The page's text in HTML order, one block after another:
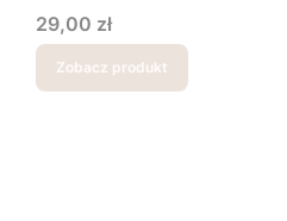
Cena
29,00 zł
Zobacz produkt